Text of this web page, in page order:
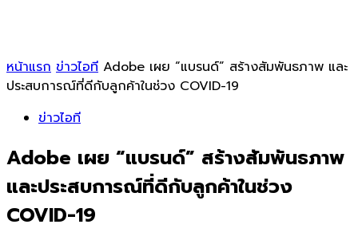
หน้าแรก ข่าวไอที Adobe เผย “แบรนด์” สร้างสัมพันธภาพ และ
ประสบการณ์ที่ดีกับลูกค้าในช่วง COVID-19
ข่าวไอที
Adobe เผย “แบรนด์” สร้างสัมพันธภาพ
และประสบการณ์ที่ดีกับลูกค้าในช่วง
COVID-19